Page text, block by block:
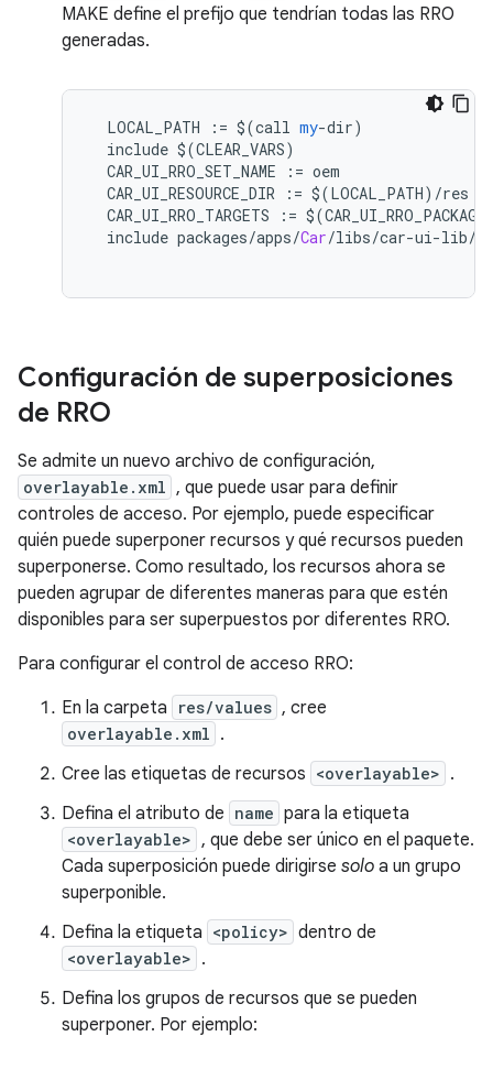
MAKE define el prefijo que tendrían todas las RRO
generadas.
LOCAL_PATH := $(call my-dir)
include $(CLEAR_VARS)
CAR_UI_RRO_SET_NAME
:= oem
CAR_UI_RESOURCE_DIR
:= $(LOCAL_PATH)/res
CAR_UI_RRO_TARGETS
:= $(
include packages/apps/Car/libs/car-ui-lib/
Configuración de superposiciones
de RRO
Se admite un nuevo archivo de configuración,
overlayable.xml , que puede usar para definir
controles de acceso. Por ejemplo, puede especificar
quién puede superponer recursos y qué recursos pueden
superponerse. Como resultado, los recursos ahora se
pueden agrupar de diferentes maneras para que estén
disponibles para ser superpuestos por diferentes RRO.
Para configurar el control de acceso RRO:
En la carpeta
res/values , cree
overlayable.xml .
Cree las etiquetas de recursos <overlayable> .
Defina el atributo de name para la etiqueta
<overlayable> , que debe ser único en el paquete.
Cada superposición puede dirigirse solo a un grupo
superponible.
Defina la etiqueta <policy> dentro de
<overlayable> .
Defina los grupos de recursos que se pueden
superponer. Por ejemplo: